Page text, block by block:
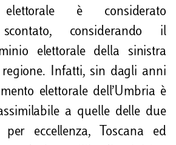
elettorale è considerato
scontato, considerando il
elettorale della sinistra
regione. Infatti, sin dagli anni
elettorale dell’Umbria è
a quelle delle due
per eccellenza, Toscana ed